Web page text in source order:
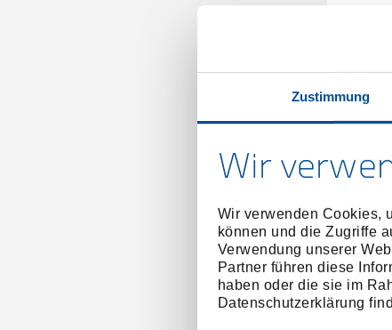
Zustimmung
Wir
Wir verwenden Cookies,
können und die Zugriffe
Verwendung unserer
Partner führen diese
haben oder die sie im
Datenschutzerklärung